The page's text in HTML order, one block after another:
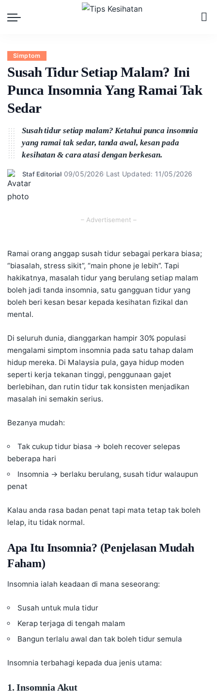
Simptom
Susah Tidur Setiap Malam? Ini
Punca Insomnia Yang Ramai Tak
Sedar
Susah tidur setiap malam? Ketahui punca insomnia
yang ramai tak sedar, tanda awal, kesan pada
kesihatan & cara atasi dengan berkesan.
Posted
by
Staf Editorial 09/05/2026 Last Updated: 11/05/2026
– Advertisement –
Ramai orang anggap susah tidur sebagai perkara biasa;
“biasalah, stress sikit”, “main phone je lebih”. Tapi
hakikatnya, masalah tidur yang berulang setiap malam
boleh jadi tanda insomnia, satu gangguan tidur yang
boleh beri kesan besar kepada kesihatan fizikal dan
mental.
Di seluruh dunia, dianggarkan hampir 30% populasi
mengalami simptom insomnia pada satu tahap dalam
hidup mereka. Di Malaysia pula, gaya hidup moden
seperti kerja tekanan tinggi, penggunaan gajet
berlebihan, dan rutin tidur tak konsisten menjadikan
masalah ini semakin serius.
Bezanya mudah:
Tak cukup tidur biasa → boleh recover selepas
beberapa hari
Insomnia → berlaku berulang, susah tidur walaupun
penat
Kalau anda rasa badan penat tapi mata tetap tak boleh
lelap, itu tidak normal.
Apa Itu Insomnia? (Penjelasan Mudah
Faham)
Insomnia ialah keadaan di mana seseorang:
Susah untuk mula tidur
Kerap terjaga di tengah malam
Bangun terlalu awal dan tak boleh tidur semula
Insomnia terbahagi kepada dua jenis utama:
1. Insomnia Akut